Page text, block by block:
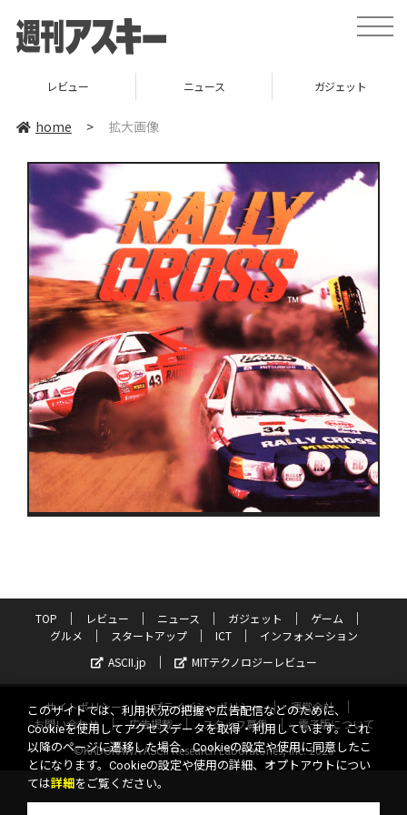
toggle
レビュー ニュース ガジェット
home > 拡大画像
TOP レビュー ニュース ガジェット
ゲーム
グルメ
スタートアップ ICT
インフォメーション
ASCII.jp
MITテクノロジーレビュー
サイトポリシー プライバシーポリシー
運営会社
お問い合わせ
広告掲載 スタッフ募集
電子版について
©KADOKAWA ASCII Research Laboratories, Inc. 2026
このサイトでは、利用状況の把握や広告配信などのために、
Cookieを使用してアクセスデータを取得・利用しています。これ
以降のページに遷移した場合、Cookieの設定や使用に同意したこ
とになります。Cookieの設定や使用の詳細、オプトアウトについ
ては詳細 をご覧ください。